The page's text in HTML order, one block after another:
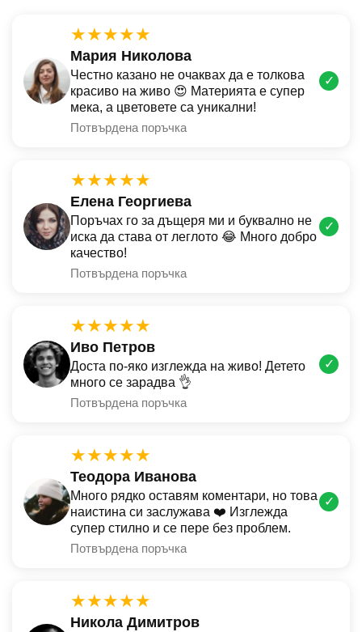
★★★★★
Мария Николова
Честно казано не очаквах да е толкова
красиво на живо 😍 Материята е супер
мека, а цветовете са уникални!
Потвърдена поръчка
✓
★★★★★
Елена Георгиева
Поръчах го за дъщеря ми и буквално не
иска да става от леглото 😂 Много добро
качество!
Потвърдена поръчка
✓
★★★★★
Иво Петров
Доста по-яко изглежда на живо! Детето
много се зарадва 👌
Потвърдена поръчка
✓
★★★★★
Теодора Иванова
Много рядко оставям коментари, но това
наистина си заслужава ❤️ Изглежда
супер стилно и се пере без проблем.
Потвърдена поръчка
✓
★★★★★
Никола Димитров